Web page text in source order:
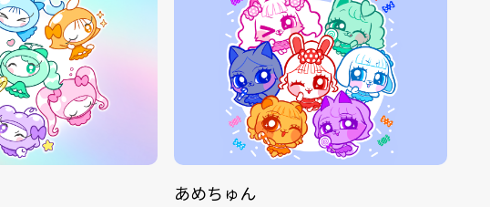
あめちゅん
CONTACT